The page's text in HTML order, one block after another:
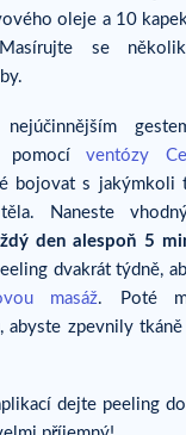
oleje a 10
se
nejúčinnějším
pomocíventózy
bojovat s jakýmkoli
Naneste
den alespoň 5
dvakrát týdně,
masáž. Poté
abyste zpevnily
dejte peeling